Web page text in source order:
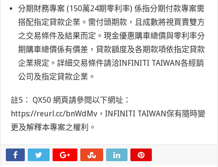
分期財務專案 (150萬24期零利率) 係指分期付款專案需
搭配指定貸款企業。需付頭期款，且成數將視買賣雙方
之交易條件及結果而定。現金優惠購車總價與零利率分
期購車總價係有價差，貸款額度及各期款項依指定貸款
企業規定。詳細交易條件請洽INFINITI TAIWAN各經銷
公司及指定貸款企業。
註5 ：QX50 網頁請參閱以下網址：
https://reurl.cc/bnWdMv，INFINITI TAIWAN保有隨時變
更及解釋本專案之權利。